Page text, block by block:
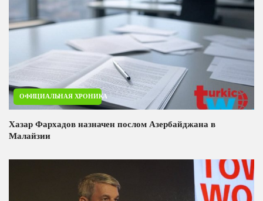
ОФИЦИАЛЬНАЯ ХРОНИКА
Хазар Фархадов назначен послом Азербайджана в
Малайзии